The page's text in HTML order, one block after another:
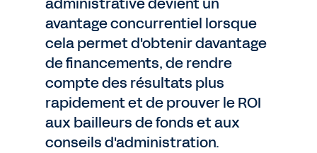
avantage concurrentiel lorsque
cela permet d'obtenir davantage
de financements, de rendre
compte des résultats plus
rapidement et de prouver le ROI
aux bailleurs de fonds et aux
conseils d'administration.